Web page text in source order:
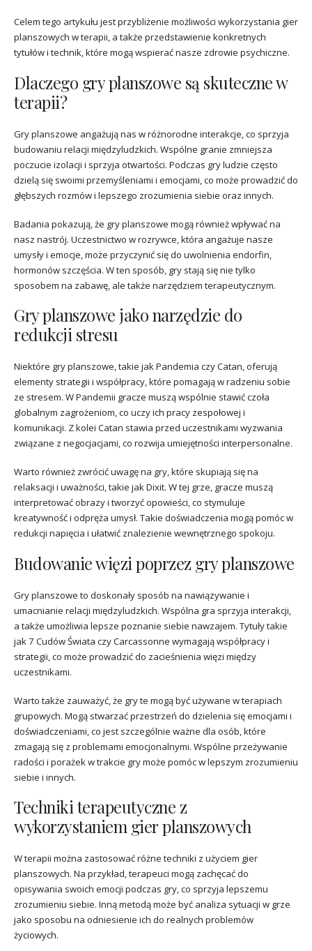
Celem tego artykułu jest przybliżenie możliwości wykorzystania gier
planszowych w terapii, a także przedstawienie konkretnych
tytułów i technik, które mogą wspierać nasze zdrowie psychiczne.
Dlaczego gry planszowe są skuteczne w
terapii?
Gry planszowe angażują nas w różnorodne interakcje, co sprzyja
budowaniu relacji międzyludzkich. Wspólne granie zmniejsza
poczucie izolacji i sprzyja otwartości. Podczas gry ludzie często
dzielą się swoimi przemyśleniami i emocjami, co może prowadzić do
głębszych rozmów i lepszego zrozumienia siebie oraz innych.
Badania pokazują, że gry planszowe mogą również wpływać na
nasz nastrój. Uczestnictwo w rozrywce, która angażuje nasze
umysły i emocje, może przyczynić się do uwolnienia endorfin,
hormonów szczęścia. W ten sposób, gry stają się nie tylko
sposobem na zabawę, ale także narzędziem terapeutycznym.
Gry planszowe jako narzędzie do
redukcji stresu
Niektóre gry planszowe, takie jak Pandemia czy Catan, oferują
elementy strategii i współpracy, które pomagają w radzeniu sobie
ze stresem. W Pandemii gracze muszą wspólnie stawić czoła
globalnym zagrożeniom, co uczy ich pracy zespołowej i
komunikacji. Z kolei Catan stawia przed uczestnikami wyzwania
związane z negocjacjami, co rozwija umiejętności interpersonalne.
Warto również zwrócić uwagę na gry, które skupiają się na
relaksacji i uważności, takie jak Dixit. W tej grze, gracze muszą
interpretować obrazy i tworzyć opowieści, co stymuluje
kreatywność i odpręża umysł. Takie doświadczenia mogą pomóc w
redukcji napięcia i ułatwić znalezienie wewnętrznego spokoju.
Budowanie więzi poprzez gry planszowe
Gry planszowe to doskonały sposób na nawiązywanie i
umacnianie relacji międzyludzkich. Wspólna gra sprzyja interakcji,
a także umożliwia lepsze poznanie siebie nawzajem. Tytuły takie
jak 7 Cudów Świata czy Carcassonne wymagają współpracy i
strategii, co może prowadzić do zacieśnienia więzi między
uczestnikami.
Warto także zauważyć, że gry te mogą być używane w terapiach
grupowych. Mogą stwarzać przestrzeń do dzielenia się emocjami i
doświadczeniami, co jest szczególnie ważne dla osób, które
zmagają się z problemami emocjonalnymi. Wspólne przeżywanie
radości i porażek w trakcie gry może pomóc w lepszym zrozumieniu
siebie i innych.
Techniki terapeutyczne z
wykorzystaniem gier planszowych
W terapii można zastosować różne techniki z użyciem gier
planszowych. Na przykład, terapeuci mogą zachęcać do
opisywania swoich emocji podczas gry, co sprzyja lepszemu
zrozumieniu siebie. Inną metodą może być analiza sytuacji w grze
jako sposobu na odniesienie ich do realnych problemów
życiowych.